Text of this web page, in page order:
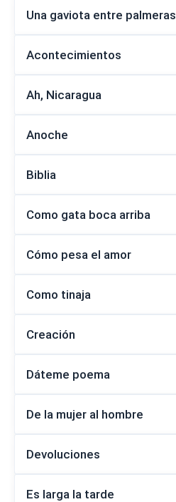
Una gaviota entre palmeras
Acontecimientos
Ah, Nicaragua
Anoche
Biblia
Como gata boca arriba
Cómo pesa el amor
Como tinaja
Creación
Dáteme poema
De la mujer al hombre
Devoluciones
Es larga la tarde